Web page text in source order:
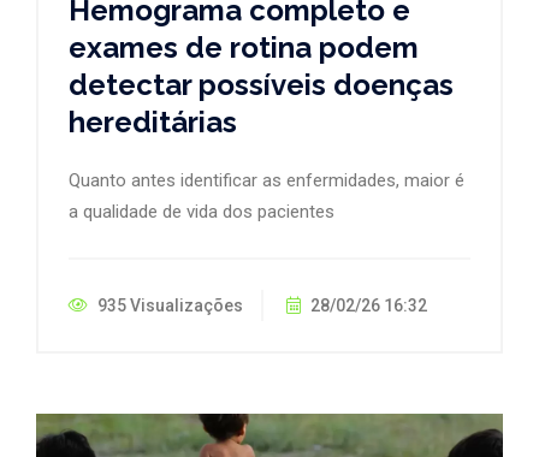
Hemograma completo e
exames de rotina podem
detectar possíveis doenças
hereditárias
Quanto antes identificar as enfermidades, maior é
a qualidade de vida dos pacientes
935 Visualizações 28/02/26 16:32